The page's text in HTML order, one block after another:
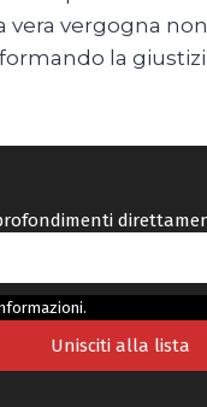
vergogna
la